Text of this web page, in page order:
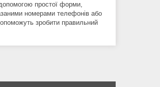
простої форми,
номерами телефонів або
зробити правильний